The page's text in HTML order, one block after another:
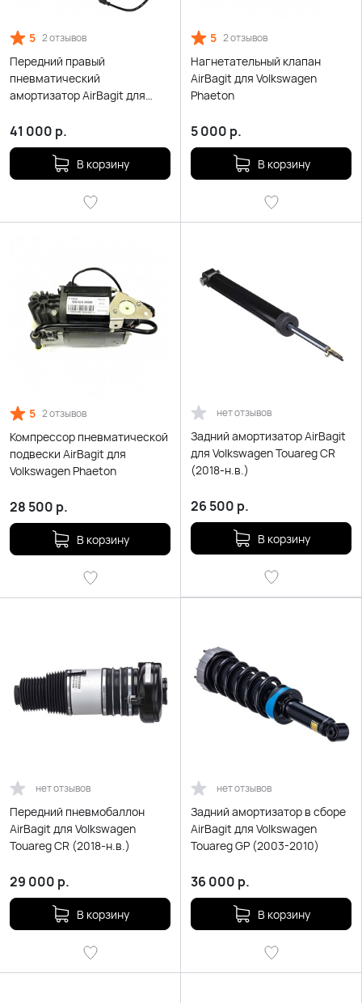
5 2 отзывов
Передний правый
пневматический
амортизатор AirBagit для
41 000 р.
В корзину
5 2 отзывов
Нагнетательный клапан
AirBagit для Volkswagen
Phaeton
5 000 р.
В корзину
5 2 отзывов
Компрессор пневматической
подвески AirBagit для
Volkswagen Phaeton
28 500 р.
В корзину
нет отзывов
Задний амортизатор AirBagit
для Volkswagen Touareg CR
(2018-н.в.)
26 500 р.
В корзину
нет отзывов
Передний пневмобаллон
AirBagit для Volkswagen
Touareg CR (2018-н.в.)
29 000 р.
В корзину
нет отзывов
Задний амортизатор в сборе
AirBagit для Volkswagen
Touareg GP (2003-2010)
36 000 р.
В корзину